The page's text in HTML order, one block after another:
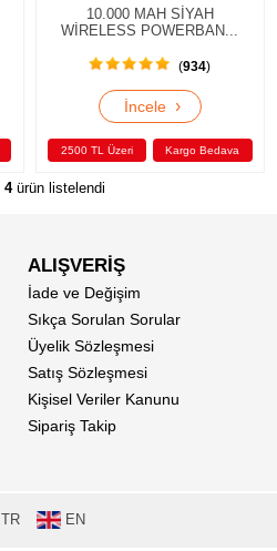
10.000 MAH SİYAH
WİRELESS POWERBAN...
(934)
İncele ›
2500 TL Üzeri Kargo Bedava
4ürün listelendi
ALIŞVERİŞ
İade ve Değişim
Sıkça Sorulan Sorular
Üyelik Sözleşmesi
Satış Sözleşmesi
Kişisel Veriler Kanunu
Sipariş Takip
TR EN